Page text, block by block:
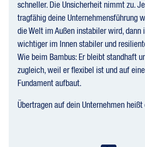
schneller. Die Unsicherheit nimmt zu.
tragfähig deine Unternehmensführung
die Welt im Außen instabiler wird, dann
wichtiger im Innen stabiler und
Wie beim Bambus: Er bleibt standhaft
zugleich, weil er flexibel ist und auf
Fundament aufbaut.
Übertragen auf dein Unternehmen